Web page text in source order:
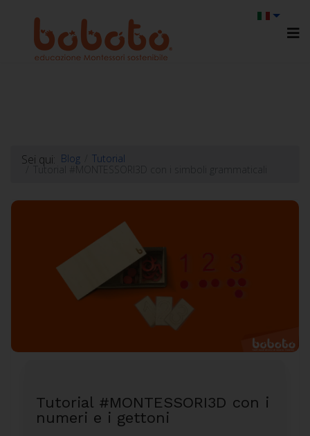
Sei qui: Blog
Tutorial
Tutorial #MONTESSORI3D con i simboli grammaticali
Tutorial #MONTESSORI3D con i
numeri e i gettoni